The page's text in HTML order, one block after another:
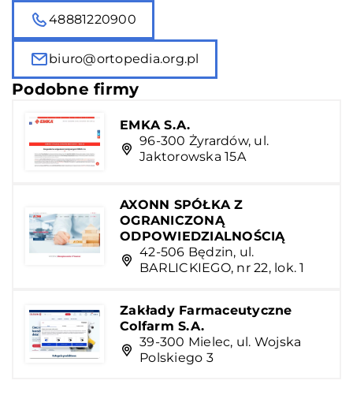
48881220900
biuro@ortopedia.org.pl
Podobne firmy
EMKA S.A.
96-300 Żyrardów, ul.
Jaktorowska 15A
AXONN SPÓŁKA Z
OGRANICZONĄ
ODPOWIEDZIALNOŚCIĄ
42-506 Będzin, ul.
BARLICKIEGO, nr 22, lok. 1
Zakłady Farmaceutyczne
Colfarm S.A.
39-300 Mielec, ul. Wojska
Polskiego 3